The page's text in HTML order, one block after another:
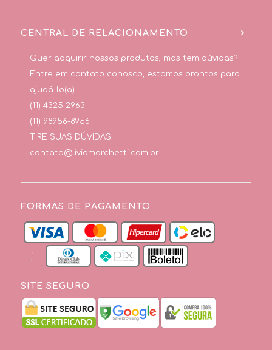
CENTRAL DE RELACIONAMENTO
Quer adquirir nossos produtos, mas tem dúvidas?
Entre em contato conosco, estamos prontos para
ajudá-lo(a).
(11) 4325-2963
(11) 98956-8956
TIRE SUAS DÚVIDAS
contato@liviamarchetti.com.br
FORMAS DE PAGAMENTO
SITE SEGURO